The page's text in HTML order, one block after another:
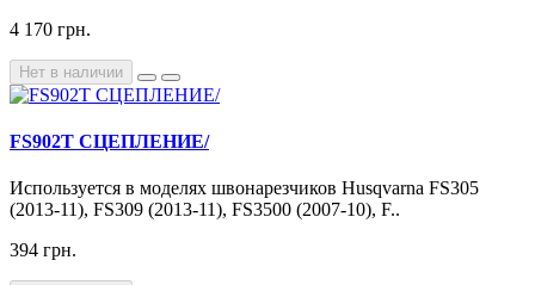
4 170 грн.
Нет в наличии
FS902T СЦЕПЛЕНИЕ/
Используется в моделях швонарезчиков Husqvarna FS305
(2013-11), FS309 (2013-11), FS3500 (2007-10), F..
394 грн.